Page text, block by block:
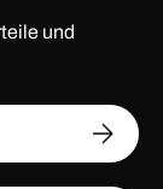
und